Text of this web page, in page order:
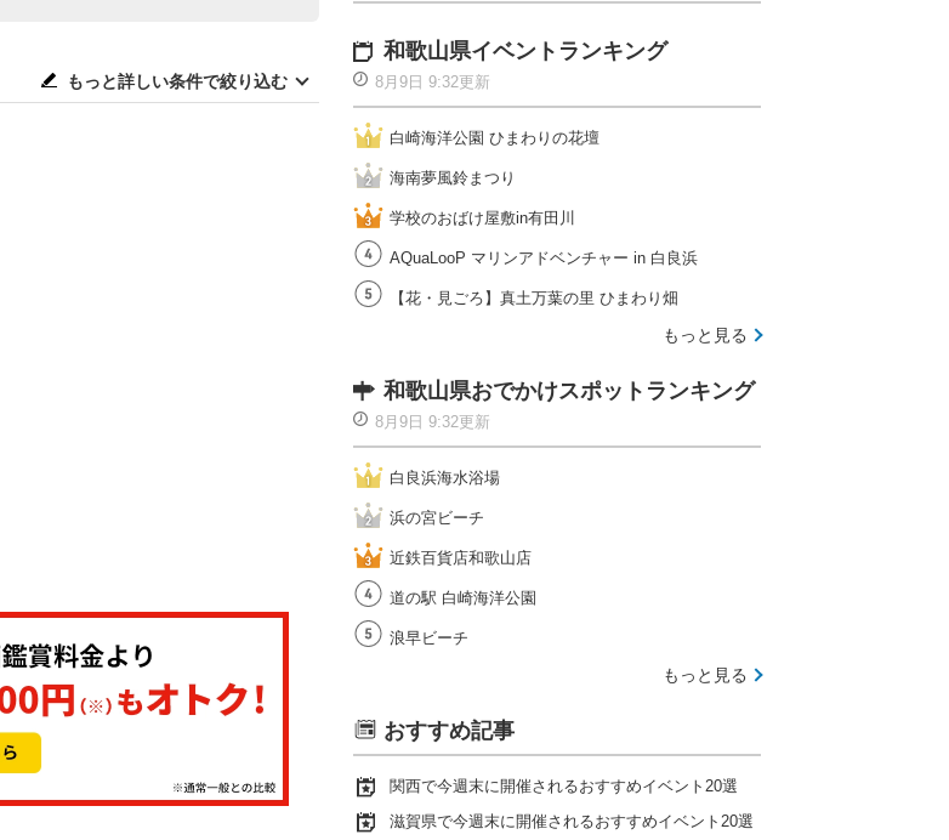
もっと詳しい条件で絞り込む
和歌山県イベントランキング
8月9日 9:32更新
白崎海洋公園 ひまわりの花壇
海南夢風鈴まつり
学校のおばけ屋敷in有田川
AQuaLooP マリンアドベンチャー in 白良浜
【花・見ごろ】真土万葉の里 ひまわり畑
もっと見る
和歌山県おでかけスポットランキング
8月9日 9:32更新
白良浜海水浴場
浜の宮ビーチ
近鉄百貨店和歌山店
道の駅 白崎海洋公園
浪早ビーチ
もっと見る
おすすめ記事
関西で今週末に開催されるおすすめイベント20選
滋賀県で今週末に開催されるおすすめイベント20選